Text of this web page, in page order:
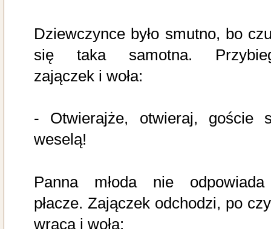
Dziewczynce było smutno, bo
się taka samotna.
zajączek i woła:
- Otwierajże, otwieraj, goście
weselą!
Panna młoda nie
płacze. Zajączek odchodzi, po
wraca i woła: